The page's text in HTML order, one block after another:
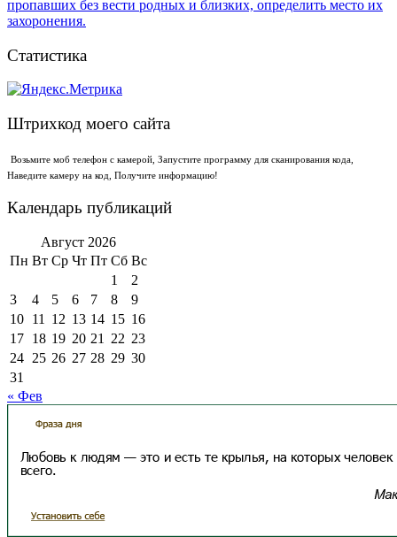
Статистика
Штрихкод моего сайта
Возьмите моб телефон с камерой, Запустите программу для сканирования кода,
Наведите камеру на код, Получите информацию!
Календарь публикаций
Август 2026
Пн Вт Ср Чт Пт Сб Вс
1
2
3
4 5 6 7 8
9
10 11 12 13 14 15 16
17 18 19 20 21 22 23
24 25 26 27 28 29 30
31
« Фев